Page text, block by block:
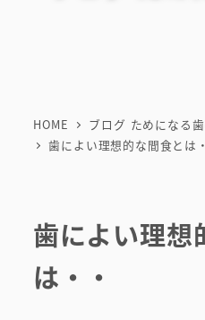
HOME ブログ ためになる
歯によい理想的な間食とは
歯によい理想
は・・